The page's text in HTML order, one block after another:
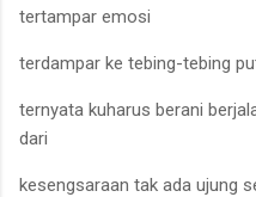
tertampar emosi
terdampar ke tebing-tebing
ternyata kuharus berani
dari
kesengsaraan tak ada ujung